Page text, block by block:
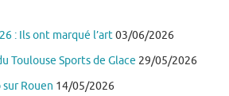
: Ils ont marqué l’art03/06/2026
Toulouse Sports de Glace 29/05/2026
Rouen 14/05/2026